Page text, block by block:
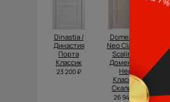
Dinastia /
Династия
Порта
Классик
23 200 ₽
Domenica
Neo Classic
Scalino /
Доменика
Нео
Классик
Скалино
26 945 ₽